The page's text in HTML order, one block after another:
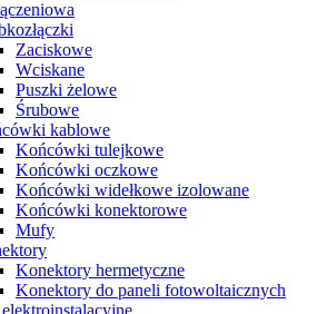
Zaciskowe
Wciskane
Puszki żelowe
Śrubowe
kablowe
Końcówki tulejkowe
Końcówki oczkowe
Końcówki widełkowe izolowane
Końcówki konektorowe
Mufy
Konektory hermetyczne
Konektory do paneli fotowoltaicznych